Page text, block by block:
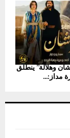
وهلالة” ينطلق
مداز:...